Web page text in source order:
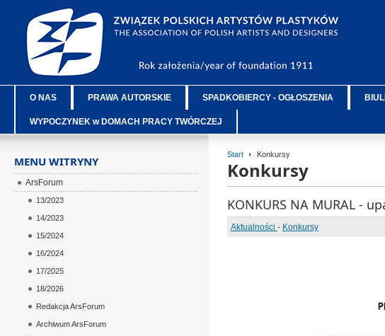
O NAS PRAWA AUTORSKIE SPADKOBIERCY - OGŁOSZENIA
WYPOCZYNEK w DOMACH PRACY TWÓRCZEJ
Start Konkursy
Konkursy
KONKURS NA MURAL -
Aktualności - Konkursy
MENU WITRYNY
ArsForum
13/2023
14/2023
15/2024
16/2024
17/2025
18/2026
Redakcja ArsForum
Archiwum ArsForum